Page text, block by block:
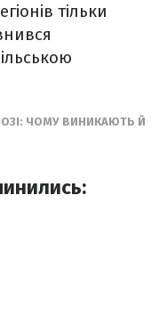
тільки
ЧОМУ ВИНИКАЮТЬ Й